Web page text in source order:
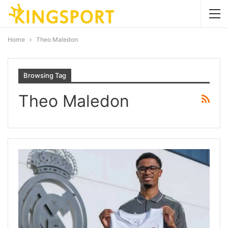
Home Theo Maledon
Browsing Tag
Theo Maledon